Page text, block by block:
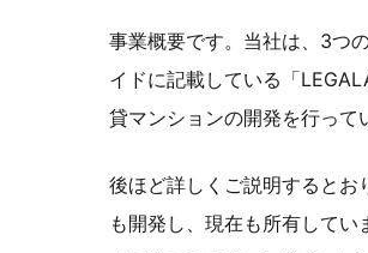
事業概要です。当社は、3つ
イドに記載している「
貸マンションの開発を行って
後ほど詳しくご説明すると
も開発し、現在も所有して